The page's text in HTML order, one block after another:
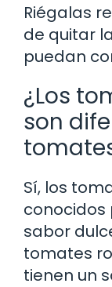
Riégalas
de quitar
puedan
¿Los
son
Sí, los
conocidos
sabor
tomates
tienen un